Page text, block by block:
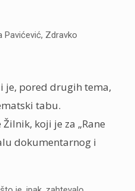
Zdravko
je, pored drugih tema,
tabu.
koji je za „Rane
dokumentarnog i